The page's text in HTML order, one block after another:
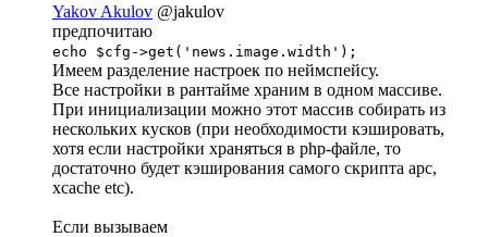
Yakov Akulov @jakulov
предпочитаю
echo $cfg->get('news.image.width');
Имеем разделение настроек по неймспейсу.
Все настройки в рантайме храним в одном массиве.
При инициализации можно этот массив собирать из
нескольких кусков (при необходимости кэшировать,
хотя если настройки храняться в php-файле, то
достаточно будет кэширования самого скрипта apc,
xcache etc).
Если вызываем